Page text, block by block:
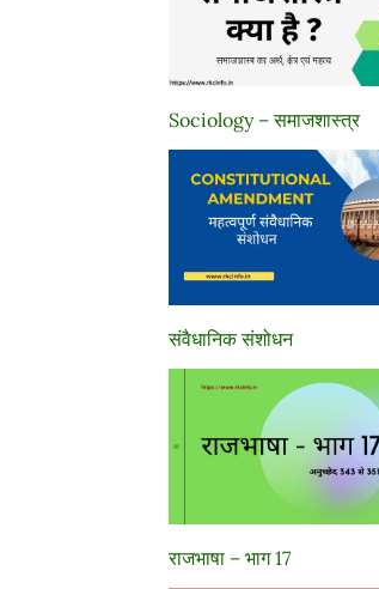
Sociology – समाजशास्त्र
संवैधानिक संशोधन
राजभाषा – भाग 17